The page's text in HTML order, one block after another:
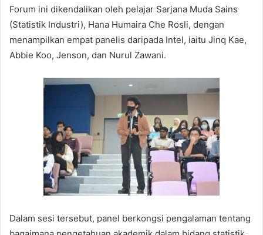
Forum ini dikendalikan oleh pelajar Sarjana Muda Sains
(Statistik Industri), Hana Humaira Che Rosli, dengan
menampilkan empat panelis daripada Intel, iaitu Jinq Kae,
Abbie Koo, Jenson, dan Nurul Zawani.
Dalam sesi tersebut, panel berkongsi pengalaman tentang